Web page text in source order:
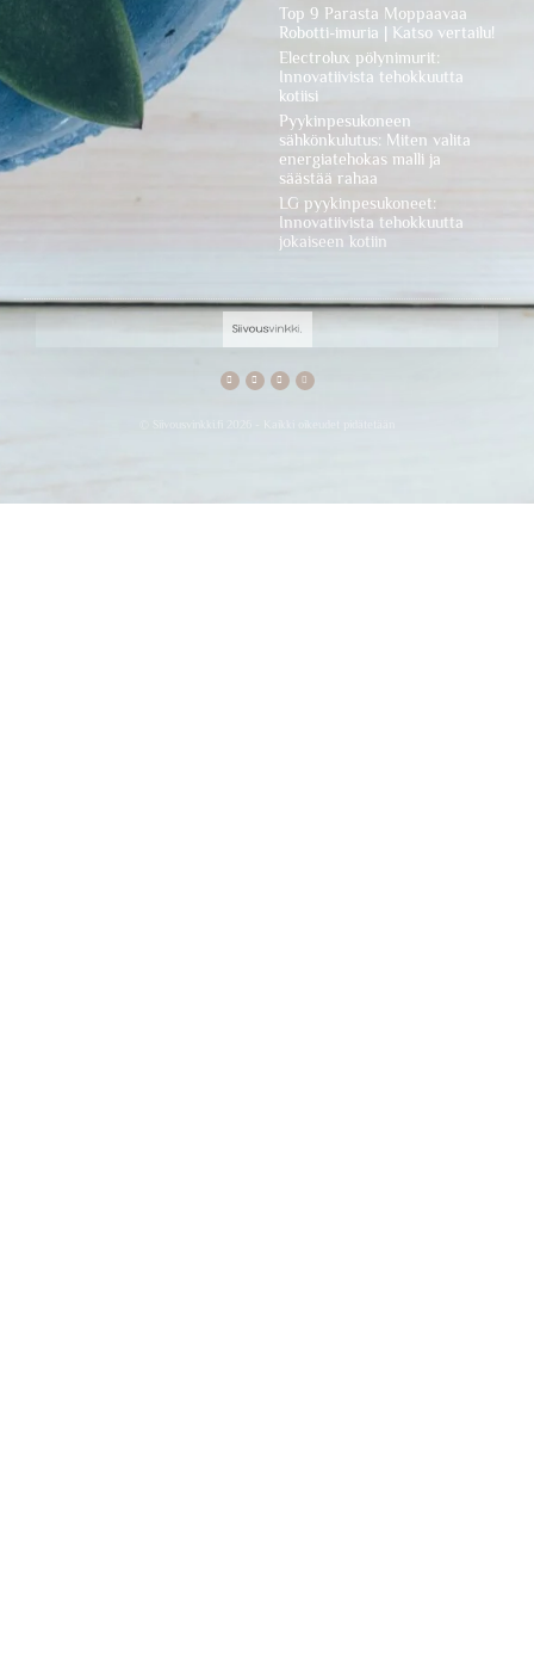
Top 9 Parasta Moppaavaa
Robotti-imuria | Katso vertailu!
Electrolux pölynimurit:
Innovatiivista tehokkuutta
kotiisi
Pyykinpesukoneen
sähkönkulutus: Miten valita
energiatehokas malli ja
säästää rahaa
LG pyykinpesukoneet:
Innovatiivista tehokkuutta
jokaiseen kotiin